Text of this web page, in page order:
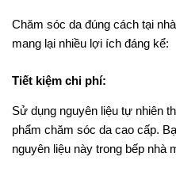
Chăm sóc da đúng cách tại
mang lại nhiều lợi ích đáng kể:
Tiết kiệm chi phí:
Sử dụng nguyên liệu tự nhiên
phẩm chăm sóc da cao cấp.
nguyên liệu này trong bếp nhà